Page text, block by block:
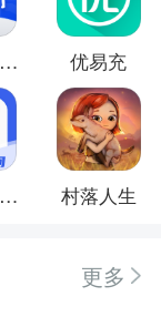
解放行司机版 优易充
万能水印打卡相机 村落人生
更多